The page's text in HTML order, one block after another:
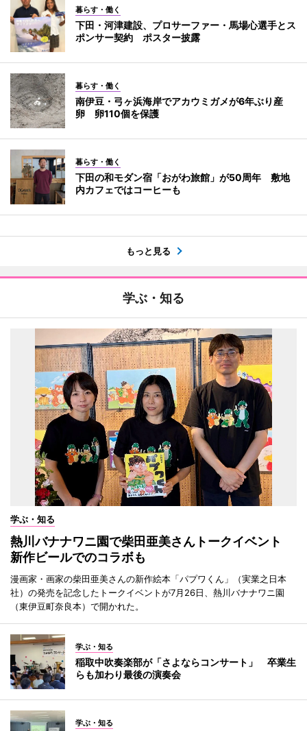
暮らす・働く
下田・河津建設、プロサーファー・馬場心選手とス
ポンサー契約 ポスター披露
暮らす・働く
南伊豆・弓ヶ浜海岸でアカウミガメが6年ぶり産
卵 卵110個を保護
暮らす・働く
下田の和モダン宿「おがわ旅館」が50周年 敷地
内カフェではコーヒーも
もっと見る
学ぶ・知る
学ぶ・知る
熱川バナナワニ園で柴田亜美さんトークイベント
新作ビールでのコラボも
漫画家・画家の柴田亜美さんの新作絵本「パプワくん」（実業之日本
社）の発売を記念したトークイベントが7月26日、熱川バナナワニ園
（東伊豆町奈良本）で開かれた。
学ぶ・知る
稲取中吹奏楽部が「さよならコンサート」 卒業生
らも加わり最後の演奏会
学ぶ・知る